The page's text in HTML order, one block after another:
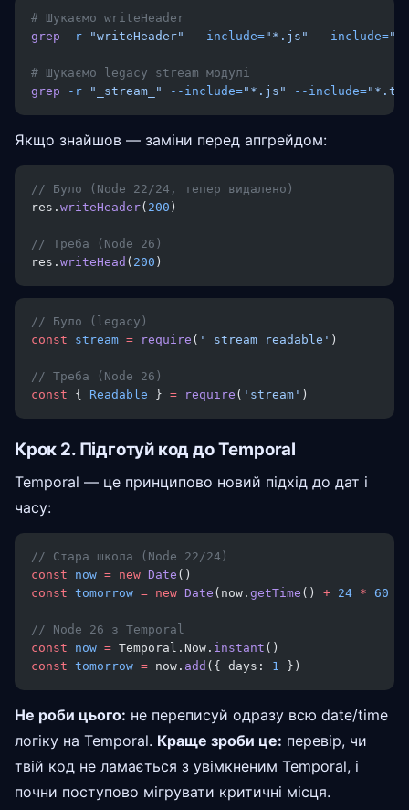
# Шукаємо writeHeader
grep -r "writeHeader" --include="*.js" --include=
# Шукаємо legacy stream модулі
grep -r "_stream_" --include="*.js" --include=
Якщо знайшов — заміни перед апгрейдом:
// Було (Node 22/24, тепер видалено)
res. writeHeader( 200 )
// Треба (Node 26)
res. writeHead ( 200 )
// Було (legacy)
const stream = require ( '_stream_readable' )
// Треба (Node 26)
const { Readable } = require ( 'stream' )
Крок 2. Підготуй код до Temporal
Temporal — це принципово новий підхід до дат і
часу:
// Стара школа (Node 22/24)
const now = new Date ()
const tomorrow = new Date (now. getTime () + 24 * 60
// Node 26 з Temporal
const now = Temporal.Now. instant ()
const tomorrow = now. add ({ days: 1 })
Не роби цього: не переписуй одразу всю date/time
логіку на Temporal. Краще зроби це: перевір, чи
твій код не ламається з увімкненим Temporal, і
почни поступово мігрувати критичні місця.